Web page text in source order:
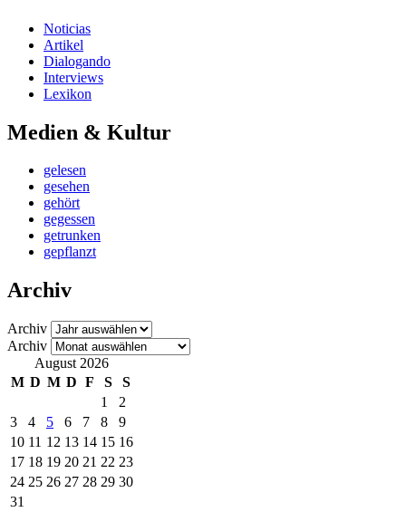
Noticias
Artikel
Dialogando
Interviews
Lexikon
Medien & Kultur
gelesen
gesehen
gehört
gegessen
getrunken
gepflanzt
Archiv
Archiv
Archiv
August 2026
M D M D F S
S
1
2
3
4 5 6 7 8
9
10 11 12 13 14 15 16
17 18 19 20 21 22 23
24 25 26 27 28 29 30
31